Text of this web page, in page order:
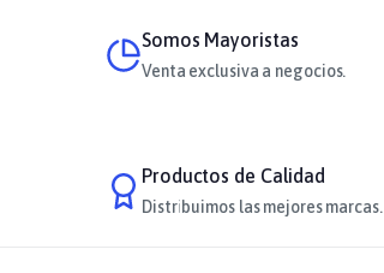
Somos Mayoristas
Venta exclusiva a negocios.
Productos de Calidad
Distribuimos las mejores marcas.